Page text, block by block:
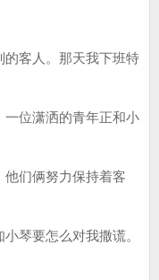
客人。那天我下班特
位潇洒的青年正和小
们俩努力保持着客
琴要怎么对我撒谎。